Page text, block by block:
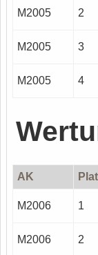
M2005 2
M2005 3
M2005 4
AK
M2006 1
M2006 2